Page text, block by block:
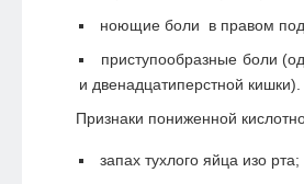
ноющие боли в правом
приступообразные боли
и двенадцатиперстной кишки).
Признаки пониженной
запах тухлого яйца изо рта;